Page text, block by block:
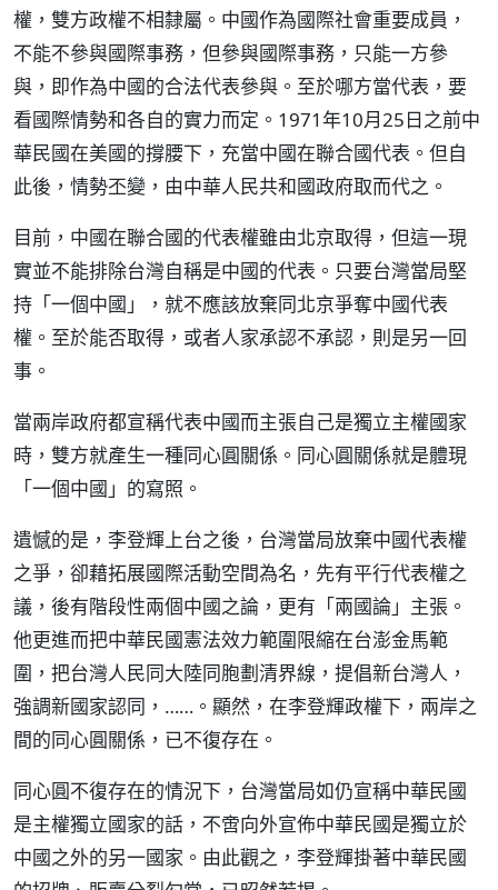
權，雙方政權不相隸屬。中國作為國際社會重要成員，
不能不參與國際事務，但參與國際事務，只能一方參
與，即作為中國的合法代表參與。至於哪方當代表，要
看國際情勢和各自的實力而定。1971年10月25日之前中
華民國在美國的撐腰下，充當中國在聯合國代表。但自
此後，情勢丕變，由中華人民共和國政府取而代之。
目前，中國在聯合國的代表權雖由北京取得，但這一現
實並不能排除台灣自稱是中國的代表。只要台灣當局堅
持「一個中國」，就不應該放棄同北京爭奪中國代表
權。至於能否取得，或者人家承認不承認，則是另一回
事。
當兩岸政府都宣稱代表中國而主張自己是獨立主權國家
時，雙方就產生一種同心圓關係。同心圓關係就是體現
「一個中國」的寫照。
遺憾的是，李登輝上台之後，台灣當局放棄中國代表權
之爭，卻藉拓展國際活動空間為名，先有平行代表權之
議，後有階段性兩個中國之論，更有「兩國論」主張。
他更進而把中華民國憲法效力範圍限縮在台澎金馬範
圍，把台灣人民同大陸同胞劃清界線，提倡新台灣人，
強調新國家認同，……。顯然，在李登輝政權下，兩岸之
間的同心圓關係，已不復存在。
同心圓不復存在的情況下，台灣當局如仍宣稱中華民國
是主權獨立國家的話，不啻向外宣佈中華民國是獨立於
中國之外的另一國家。由此觀之，李登輝掛著中華民國